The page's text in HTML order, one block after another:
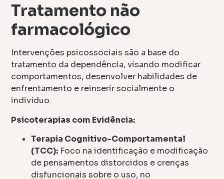
Tratamento não
farmacológico
Intervenções psicossociais são a base do
tratamento da dependência, visando modificar
comportamentos, desenvolver habilidades de
enfrentamento e reinserir socialmente o
indivíduo.
Psicoterapias com Evidência:
Terapia Cognitivo-Comportamental
(TCC): Foco na identificação e modificação
de pensamentos distorcidos e crenças
disfuncionais sobre o uso, no